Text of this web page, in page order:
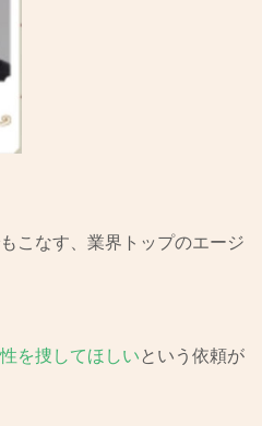
こなす、業界トップのエージ
を捜してほしいという依頼が